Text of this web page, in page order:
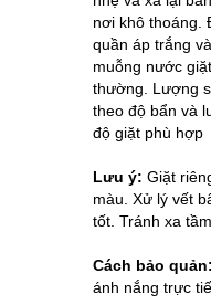
nơi khô thoáng.
quần áp trắng
muỗng nước
thường. Lượng
theo độ bẩn và
độ giặt phù hợp
Lưu ý: Giặt
màu. Xử lý vết
tốt. Tránh xa
Cách bảo quản:
ánh nắng trực